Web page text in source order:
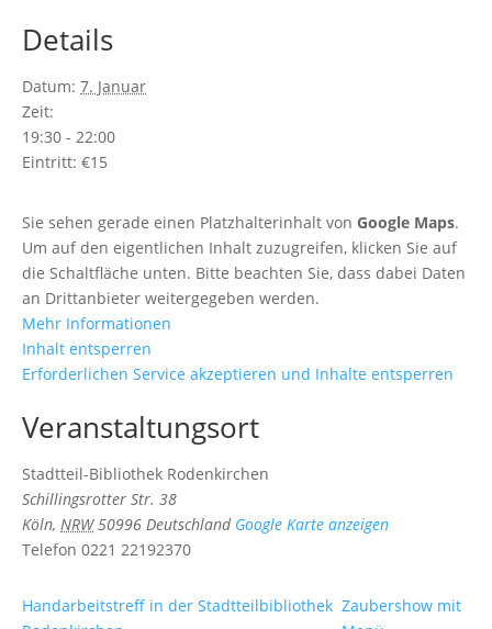
Details
Datum: 7. Januar
Zeit:
19:30 - 22:00
Eintritt: €15
Veranstaltungsort
Stadtteil-Bibliothek Rodenkirchen
Schillingsrotter Str. 38
Köln, NRW 50996 Deutschland Google Karte anzeigen
Telefon 0221 22192370
Sie sehen gerade einen Platzhalterinhalt von Google Maps.
Um auf den eigentlichen Inhalt zuzugreifen, klicken Sie auf
die Schaltfläche unten. Bitte beachten Sie, dass dabei Daten
an Drittanbieter weitergegeben werden.
Mehr Informationen
Inhalt entsperren
Erforderlichen Service akzeptieren und Inhalte entsperren
Handarbeitstreff in der Stadtteilbibliothek Zaubershow mit